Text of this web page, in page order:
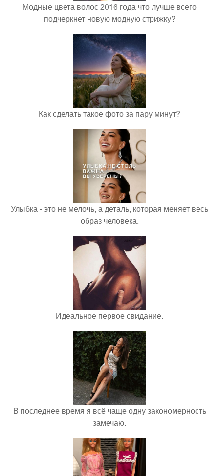
Модные цвета волос 2016 года что лучше всего
подчеркнет новую модную стрижку?
Как сделать такое фото за пару минут?
Улыбка - это не мелочь, а деталь, которая меняет весь
образ человека.
Идеальное первое свидание.
В последнее время я всё чаще одну закономерность
замечаю.